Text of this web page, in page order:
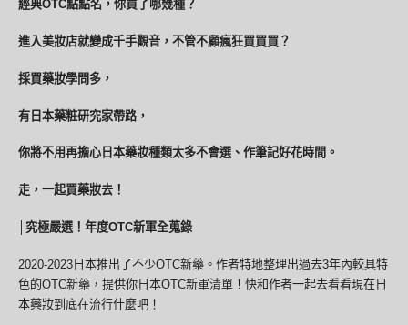
經典OTC點點名，你買了哪幾種？
進入美妝店就變成千手觀音，不管不顧瘋狂買買買？
採買藥妝學問多，
有日本藥粧研究家帶路，
你將不用再擔心日本藥妝種類太多不會選、作筆記好花時間。
走，一起買藥妝去！
究極嚴選！年度OTC新軍全蒐錄
2020-2023日本推出了不少OTC新藥。作者特地整理出過去3年內較具特
色的OTC新藥，提供你日本OTC新軍清單！快和作者一起去看看現在日
本藥妝到底在流行什麼吧！